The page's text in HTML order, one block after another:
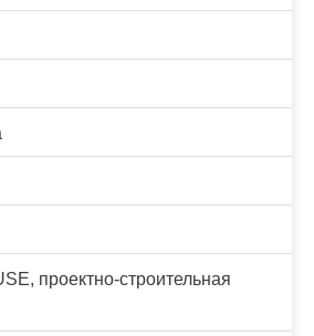
проектно-строительная